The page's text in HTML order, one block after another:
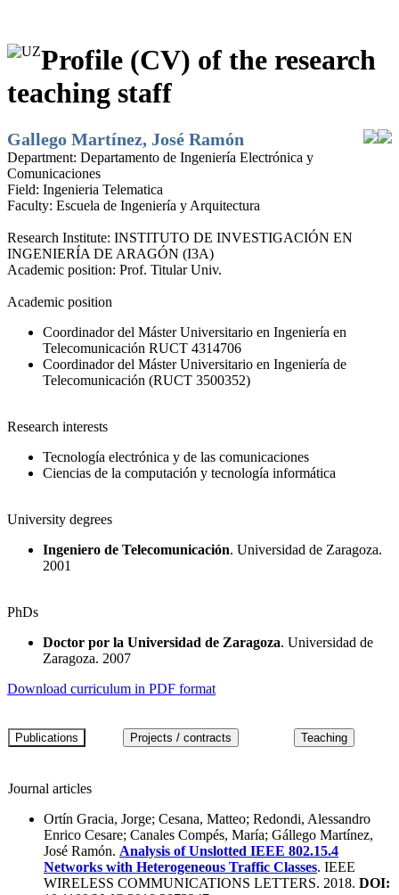
Profile (CV) of the research
teaching staff
Gallego Martínez, José Ramón
Department: Departamento de Ingeniería Electrónica y
Comunicaciones
Field: Ingenieria Telematica
Faculty: Escuela de Ingeniería y Arquitectura
Research Institute: INSTITUTO DE INVESTIGACIÓN EN
INGENIERÍA DE ARAGÓN (I3A)
Academic position: Prof. Titular Univ.
Academic position
Coordinador del Máster Universitario en Ingeniería en
Telecomunicación RUCT 4314706
Coordinador del Máster Universitario en Ingeniería de
Telecomunicación (RUCT 3500352)
Research interests
Tecnología electrónica y de las comunicaciones
Ciencias de la computación y tecnología informática
University degrees
Ingeniero de Telecomunicación. Universidad de Zaragoza.
2001
PhDs
Doctor por la Universidad de Zaragoza. Universidad de
Zaragoza. 2007
Download curriculum in PDF format
Journal articles
Ortín Gracia, Jorge; Cesana, Matteo; Redondi, Alessandro
Enrico Cesare; Canales Compés, María; Gállego Martínez,
José Ramón. Analysis of Unslotted IEEE 802.15.4
Networks with Heterogeneous Traffic Classes. IEEE
WIRELESS COMMUNICATIONS LETTERS. 2018. DOI: